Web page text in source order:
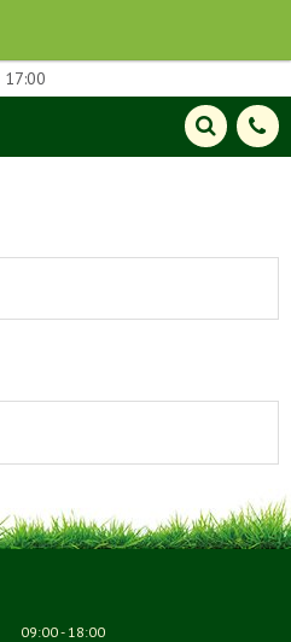
17:00
09:00 - 18:00